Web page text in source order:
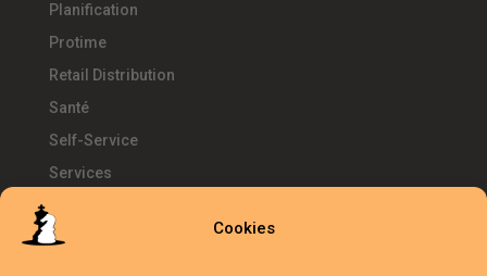
Cookies
Planification
Protime
Retail Distribution
Santé
Self-Service
Services
Télétravail